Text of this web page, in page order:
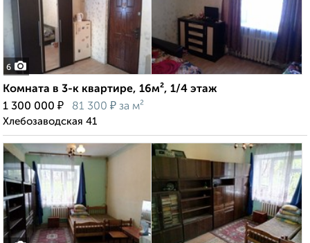
6
Комната в 3-к квартире, 16м², 1/4 этаж
1 300 000 ₽ 81 300 ₽ за м²
Хлебозаводская 41